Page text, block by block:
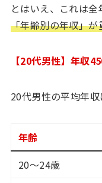
とはいえ、これは
「年齢別の年収」が
【20代男性】年収
20代男性の平均年収
年齢
20～24歳